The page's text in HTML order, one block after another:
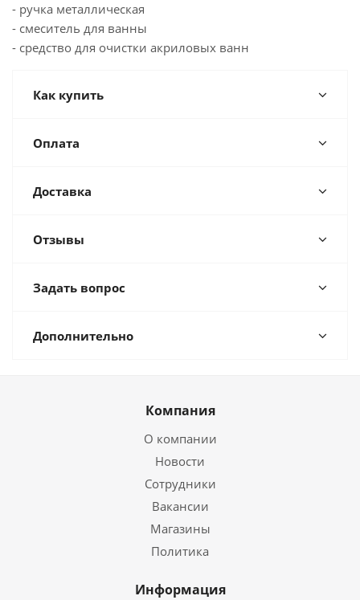
- ручка металлическая
- смеситель для ванны
- средство для очистки акриловых ванн
Как купить
Оплата
Доставка
Отзывы
Задать вопрос
Дополнительно
Компания
О компании
Новости
Сотрудники
Вакансии
Магазины
Политика
Информация